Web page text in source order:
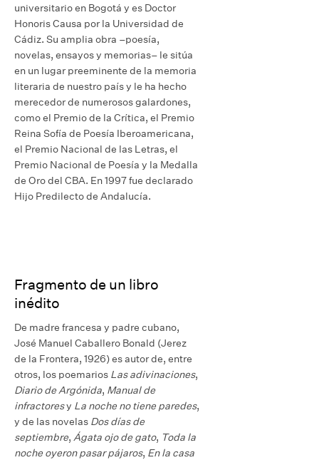
universitario en Bogotá y es Doctor
Honoris Causa por la Universidad de
Cádiz. Su amplia obra –poesía,
novelas, ensayos y memorias– le sitúa
en un lugar preeminente de la memoria
literaria de nuestro país y le ha hecho
merecedor de numerosos galardones,
como el Premio de la Crítica, el Premio
Reina Sofía de Poesía Iberoamericana,
el Premio Nacional de las Letras, el
Premio Nacional de Poesía y la Medalla
de Oro del CBA. En 1997 fue declarado
Hijo Predilecto de Andalucía.
Fragmento de un libro
inédito
De madre francesa y padre cubano,
José Manuel Caballero Bonald (Jerez
de la Frontera, 1926) es autor de, entre
otros, los poemarios Las adivinaciones,
Diario de Argónida, Manual de
infractoresy La noche no tiene paredes,
y de las novelas Dos días de
septiembre, Ágata ojo de gato, Toda la
noche oyeron pasar pájaros, En la casa